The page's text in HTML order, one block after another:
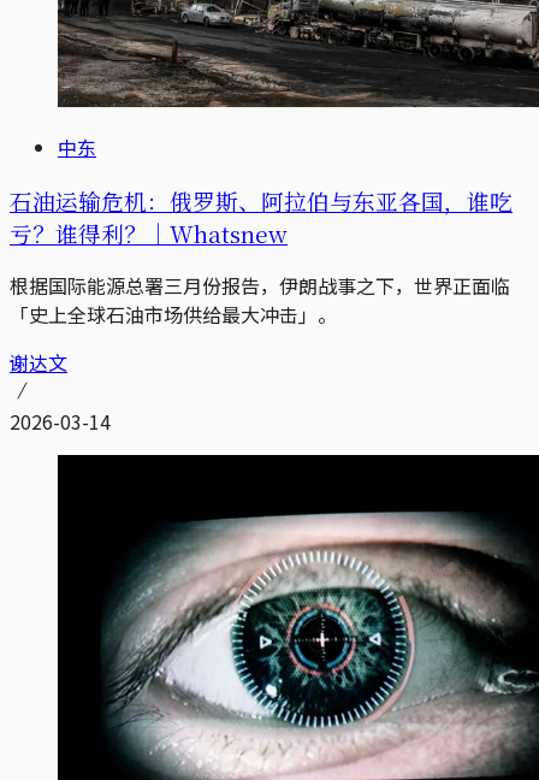
中东
石油运输危机：俄罗斯、阿拉伯与东亚各国，谁吃
亏？谁得利？｜Whatsnew
根据国际能源总署三月份报告，伊朗战事之下，世界正面临
「史上全球石油市场供给最大冲击」。
谢达文
2026-03-14